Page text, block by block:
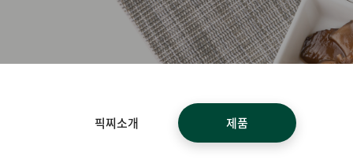
픽찌소개 제품